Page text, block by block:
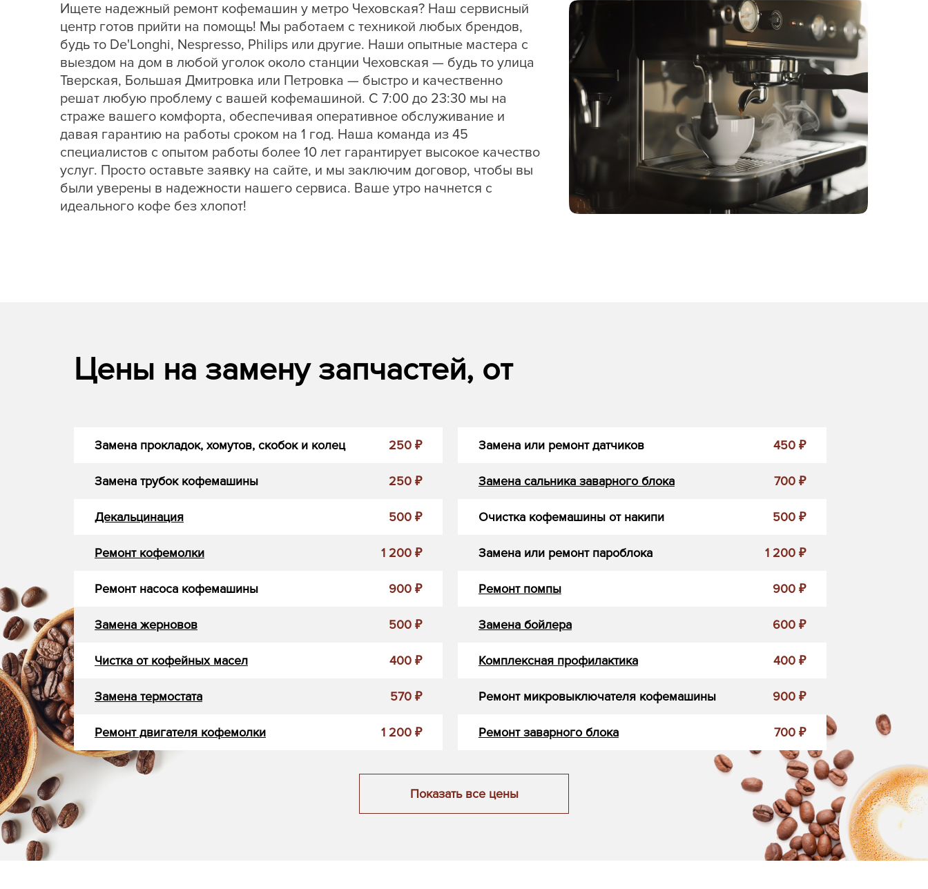
Ищете надежный ремонт кофемашин у метро Чеховская? Наш сервисный
центр готов прийти на помощь! Мы работаем с техникой любых брендов,
будь то De'Longhi, Nespresso, Philips или другие. Наши опытные мастера с
выездом на дом в любой уголок около станции Чеховская — будь то улица
Тверская, Большая Дмитровка или Петровка — быстро и качественно
решат любую проблему с вашей кофемашиной. С 7:00 до 23:30 мы на
страже вашего комфорта, обеспечивая оперативное обслуживание и
давая гарантию на работы сроком на 1 год. Наша команда из 45
специалистов с опытом работы более 10 лет гарантирует высокое качество
услуг. Просто оставьте заявку на сайте, и мы заключим договор, чтобы вы
были уверены в надежности нашего сервиса. Ваше утро начнется с
идеального кофе без хлопот!
Цены на замену запчастей, от
Замена прокладок, хомутов, скобок и колец 250 ₽ Замена или ремонт датчиков 450 ₽
Замена трубок кофемашины 250 ₽ Замена сальника заварного блока 700 ₽
Декальцинация 500 ₽ Очистка кофемашины от накипи 500 ₽
Ремонт кофемолки 1 200 ₽ Замена или ремонт пароблока 1 200 ₽
Ремонт насоса кофемашины 900 ₽ Ремонт помпы 900 ₽
Замена жерновов 500 ₽ Замена бойлера 600 ₽
Чистка от кофейных масел 400 ₽ Комплексная профилактика 400 ₽
Замена термостата 570 ₽ Ремонт микровыключателя кофемашины 900 ₽
Ремонт двигателя кофемолки 1 200 ₽ Ремонт заварного блока 700 ₽
Показать все цены